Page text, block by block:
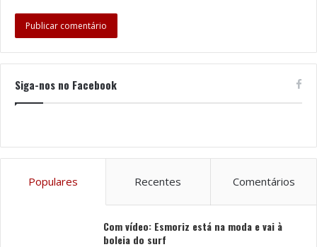
Siga-nos no Facebook
Populares Recentes Comentários
Com vídeo: Esmoriz está na moda e vai à
boleia do surf